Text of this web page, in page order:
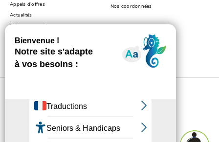
Appels d’offres
Actualités
Foire aux questions
Nos coordonnées
© Haute-Savoie Habitat 2020. Tous droits réservés.
Réalisé parAltimax
Suivez-nous